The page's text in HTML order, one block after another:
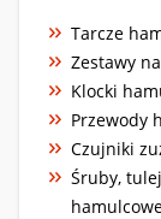
Tarcze
Zestawy
Klocki
Przewody
Czujniki
Śruby,